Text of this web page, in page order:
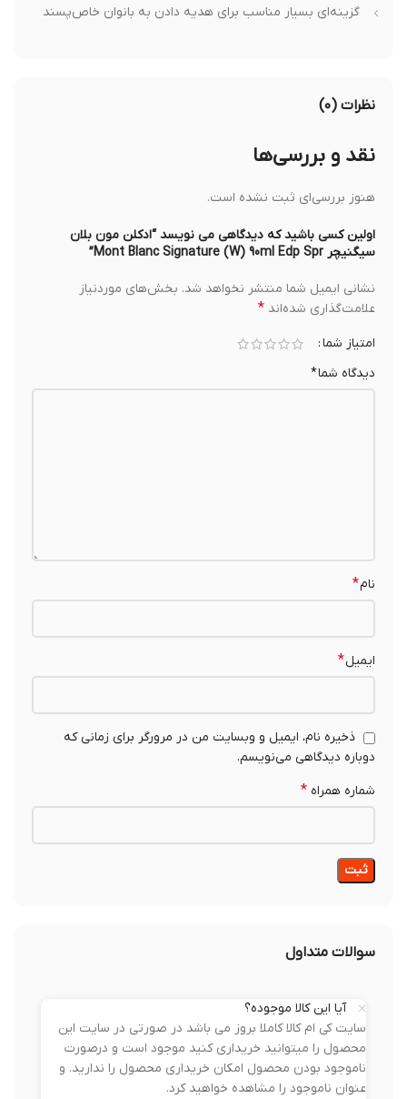
گزینه‌ای بسیار مناسب برای هدیه دادن به بانوان خاص‌پسند
نظرات (۰)
نقد و بررسی‌ها
هنوز بررسی‌ای ثبت نشده است.
اولین کسی باشید که دیدگاهی می نویسد “ادکلن مون بلان
سیگنیچر Mont Blanc Signature (W) 90ml Edp Spr”
نشانی ایمیل شما منتشر نخواهد شد. بخش‌های موردنیاز
علامت‌گذاری شده‌اند*
امتیاز شما
دیدگاه شما*
ایمیل*
ذخیره نام، ایمیل و وبسایت من در مرورگر برای زمانی که
دوباره دیدگاهی می‌نویسم.
شماره همراه*
سوالات متداول
آیا این کالا موجوده؟
سایت کی ام کالا کاملا بروز می باشد در صورتی در سایت این
محصول را میتوانید خریداری کنید موجود است و درصورت
ناموجود بودن محصول امکان خریداری محصول را ندارید. و
عنوان ناموجود را مشاهده خواهید کرد.